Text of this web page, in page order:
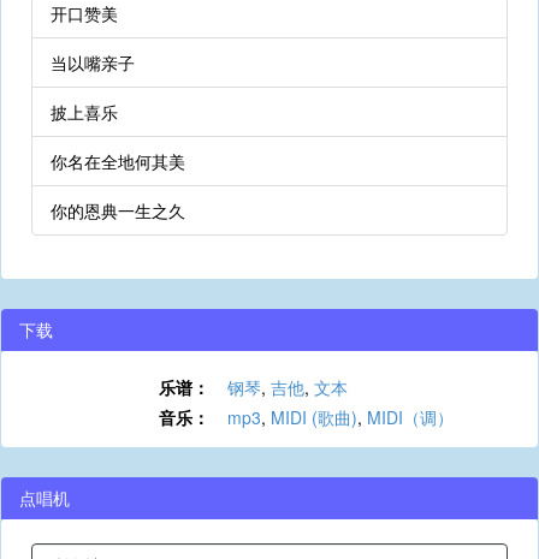
开口赞美
当以嘴亲子
披上喜乐
你名在全地何其美
你的恩典一生之久
下载
乐谱： 钢琴, 吉他, 文本
音乐：
mp3, MIDI (歌曲), MIDI（调）
点唱机